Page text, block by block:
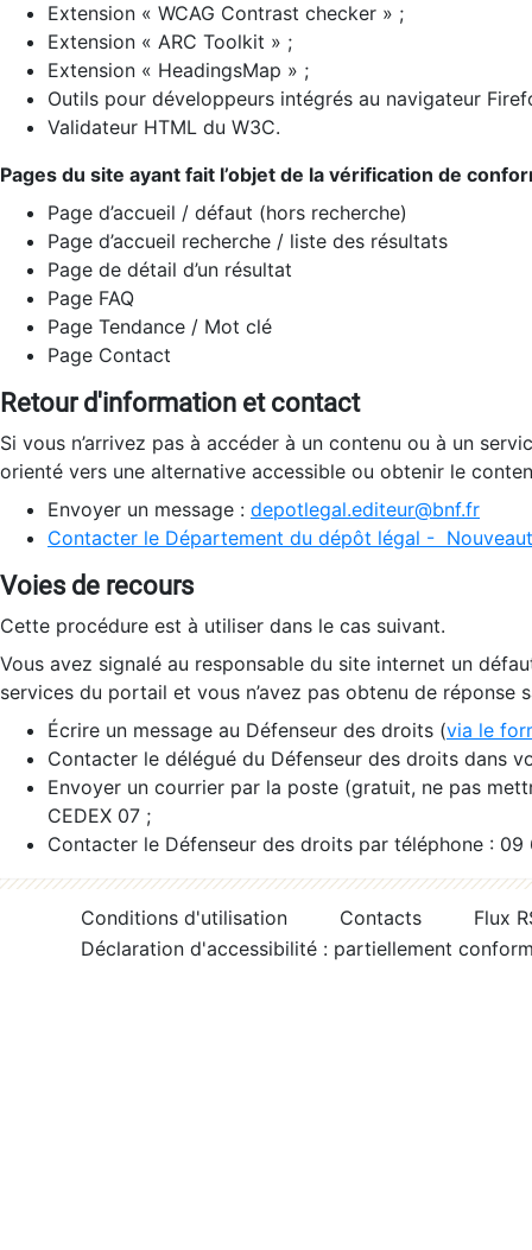
Extension « WCAG Contrast checker » ;
Extension « ARC Toolkit » ;
Extension « HeadingsMap » ;
Outils pour développeurs intégrés au navigateur
Validateur HTML du W3C.
Pages du site ayant fait l’objet de la vérification de
Page d’accueil / défaut (hors recherche)
Page d’accueil recherche / liste des résultats
Page de détail d’un résultat
Page FAQ
Page Tendance / Mot clé
Page Contact
Retour d'information et contact
Si vous n’arrivez pas à accéder à un contenu ou à un
orienté vers une alternative accessible ou obtenir le
Envoyer un message : depotlegal.editeur@bnf.fr
Contacter le Département du dépôt légal -
Voies de recours
Cette procédure est à utiliser dans le cas suivant.
Vous avez signalé au responsable du site internet un
services du portail et vous n’avez pas obtenu de réponse
Écrire un message au Défenseur des droits (via le
Contacter le délégué du Défenseur des droits dans
Envoyer un courrier par la poste (gratuit, ne pas
CEDEX 07 ;
Contacter le Défenseur des droits par téléphone :
Conditions d'utilisation Contacts
Flux
Déclaration d'accessibilité : partiellement